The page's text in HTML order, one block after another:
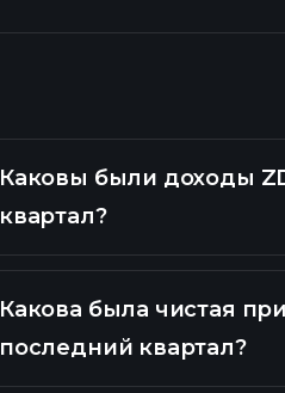
Каковы были доходы
квартал?
Какова была чистая
последний квартал?